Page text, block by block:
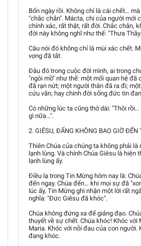
Bốn ngày rồi. Không chỉ là cái chết…
"chắc chắn". Mácta, chị của người mới
chính xác, rất thật, rất đời. Chắc chắn,
đời này không nghĩ như thế: "Thưa
Câu nói đó không chỉ là mùi xác chết.
vọng đã tắt.
Đâu đó trong cuộc đời mình, ai trong
"ngôi mồ" như thế: một mối quan hệ đã
đã rạn nứt; một người thân đã ra đi;
cứu vãn; hay chính đời sống đức tin
Có những lúc ta cũng thở dài: "Thôi
gì nữa…".
2. GIÊSU, ĐẤNG KHÔNG BAO GIỜ ĐẾN
Thiên Chúa của chúng ta không phải là
lạnh lùng. Và chính Chúa Giêsu là hiện
lạnh lùng ấy.
Điều lạ trong Tin Mừng hôm nay là:
đến ngay. Chúa đến… khi mọi sự đã
lúc ấy, Tin Mừng ghi nhận một lời rất
nghĩa: "Đức Giêsu đã khóc".
Chúa không đứng xa để giảng đạo.
thuyết về sự chết. Chúa khóc! Khóc với
Maria. Khóc với nỗi đau của con người.
đang khóc.